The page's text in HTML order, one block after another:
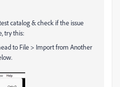
catalog & check if the issue
try this:
to File > Import from Another